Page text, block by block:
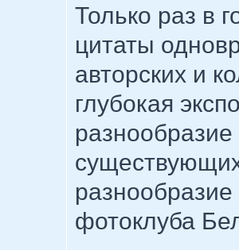
Только раз в
цитаты
авторских и
глубокая
разнообразие
фотоклуба